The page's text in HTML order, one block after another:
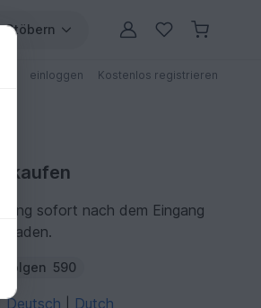
Stöbern
einloggen Kostenlos registrieren
kaufen
sofort nach dem Eingang
Folgen 590
Deutsch
Dutch